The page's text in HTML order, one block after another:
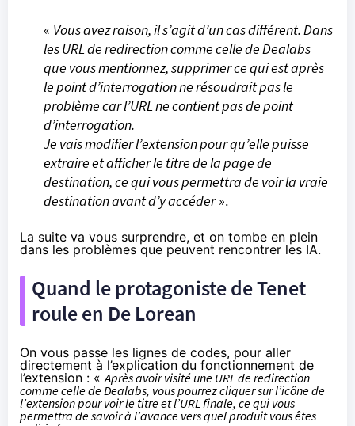
« Vous avez raison, il s’agit d’un cas différent. Dans
les URL de redirection comme celle de Dealabs
que vous mentionnez, supprimer ce qui est après
le point d’interrogation ne résoudrait pas le
problème car l’URL ne contient pas de point
d’interrogation.
Je vais modifier l’extension pour qu’elle puisse
extraire et afficher le titre de la page de
destination, ce qui vous permettra de voir la vraie
destination avant d’y accéder».
La suite va vous surprendre, et on tombe en plein
dans les problèmes que peuvent rencontrer les IA.
Quand le protagoniste de Tenet
roule en De Lorean
On vous passe les lignes de codes, pour aller
directement à l’explication du fonctionnement de
l’extension : «Après avoir visité une URL de redirection
comme celle de Dealabs, vous pourrez cliquer sur l’icône de
l’extension pour voir le titre et l’URL finale, ce qui vous
permettra de savoir à l’avance vers quel produit vous êtes